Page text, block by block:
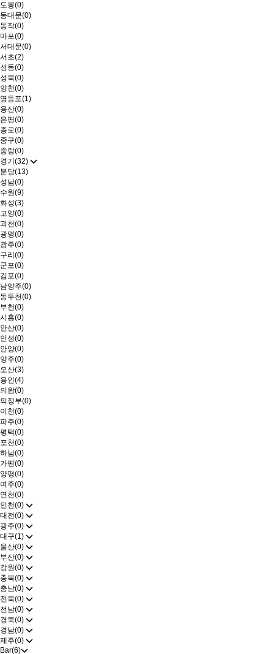
도봉(0)
동대문(0)
동작(0)
마포(0)
서대문(0)
서초(2)
성동(0)
성북(0)
양천(0)
영등포(1)
용산(0)
은평(0)
종로(0)
중구(0)
중랑(0)
경기(32)
분당(13)
성남(0)
수원(9)
화성(3)
고양(0)
과천(0)
광명(0)
광주(0)
구리(0)
군포(0)
김포(0)
남양주(0)
동두천(0)
부천(0)
시흥(0)
안산(0)
안성(0)
안양(0)
양주(0)
오산(3)
용인(4)
의왕(0)
의정부(0)
이천(0)
파주(0)
평택(0)
포천(0)
하남(0)
가평(0)
양평(0)
여주(0)
연천(0)
인천(0)
대전(0)
광주(0)
대구(1)
울산(0)
부산(0)
강원(0)
충북(0)
충남(0)
전북(0)
전남(0)
경북(0)
경남(0)
제주(0)
Bar(6)